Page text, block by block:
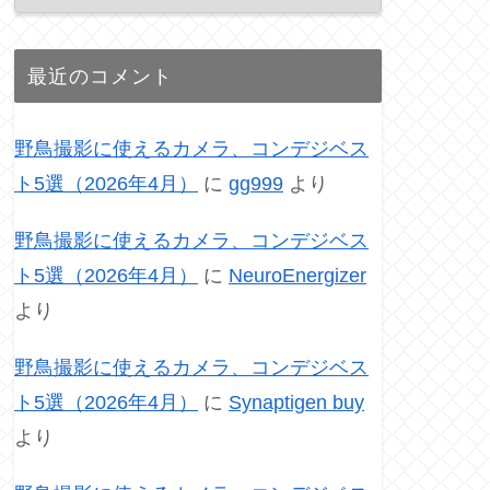
最近のコメント
野鳥撮影に使えるカメラ、コンデジベス
ト5選（2026年4月）
に gg999 より
野鳥撮影に使えるカメラ、コンデジベス
ト5選（2026年4月）
に NeuroEnergizer
より
野鳥撮影に使えるカメラ、コンデジベス
ト5選（2026年4月）
に Synaptigen buy
より